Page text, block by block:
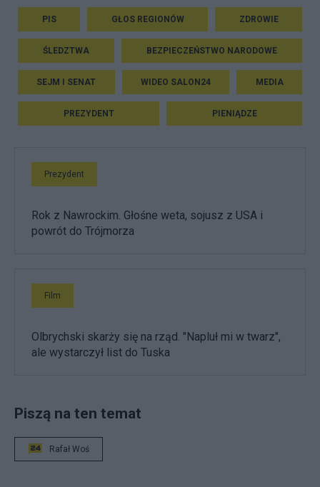
PIS GŁOS REGIONÓW ZDROWIE
ŚLEDZTWA BEZPIECZEŃSTWO NARODOWE
SEJM I SENAT WIDEO SALON24 MEDIA
PREZYDENT PIENIĄDZE
Prezydent
Rok z Nawrockim. Głośne weta, sojusz z USA i
powrót do Trójmorza
Film
Olbrychski skarży się na rząd. "Napluł mi w twarz",
ale wystarczył list do Tuska
Piszą na ten temat
Rafał Woś